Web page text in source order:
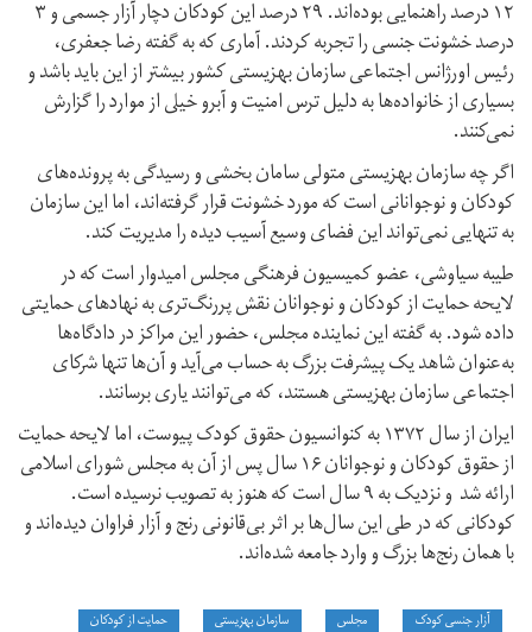
١٢ درصد راهنمایی بوده‌اند. ٢٩ درصد این کودکان دچار آزار جسمی و ٣
درصد خشونت جنسی را تجربه کردند. آماری که به گفته رضا جعفری،
رئیس اورژانس اجتماعی سازمان بهزیستی کشور بیشتر از این باید باشد و
بسیاری از خانواده‌ها به دلیل ترس امنیت و آبرو خيلى از موارد را گزارش
نمی‌کنند.
اگر چه سازمان بهزیستی متولی سامان بخشی و رسیدگی به پرونده‌های
کودکان و نوجوانانی است که مورد خشونت قرار گرفته‌اند، اما این سازمان
به تنهایی نمی‌تواند این فضای وسیع آسیب دیده را مدیریت کند.
طیبه سیاوشی، عضو کمیسیون فرهنگی مجلس امیدوار است که در
لایحه حمایت از کودکان و نوجوانان نقش پررنگ‌تری به نهادهای حمایتی
داده شود. به گفته این نماینده مجلس، حضور این مراکز در دادگاه‌ها
به‌عنوان شاهد یک پیشرفت بزرگ به حساب می‌آید و آن‌ها تنها شرکای
اجتماعی سازمان بهزیستی هستند، که می‌توانند یاری برسانند.
ایران از سال ۱۳۷۲ به کنوانسیون حقوق کودک پیوست، اما لایحه حمایت
از حقوق کودکان و نوجوانان ۱۶ سال پس از آن به مجلس شورای اسلامی
ارائه شد و نزدیک به ۹ سال است که هنوز به تصویب نرسیده است.
کودکانی که در طی این سال‌ها بر اثر بی‌قانونی رنج و آزار فراوان دیده‌اند و
با همان رنج‌ها بزرگ و وارد جامعه شده‌اند.
آزار جنسی کودک مجلس سازمان بهزیستی حمایت از کودکان